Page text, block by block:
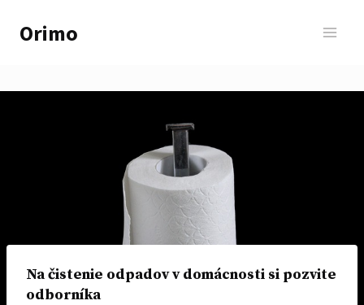
Orimo
Na čistenie odpadov v domácnosti si pozvite
odborníka